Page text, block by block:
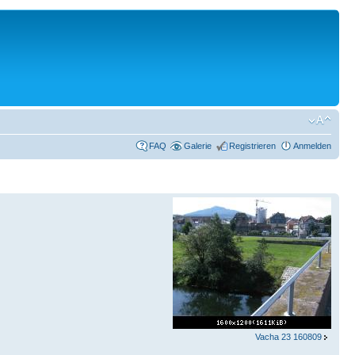
FAQ Galerie Registrieren Anmelden
Vacha 23 160809